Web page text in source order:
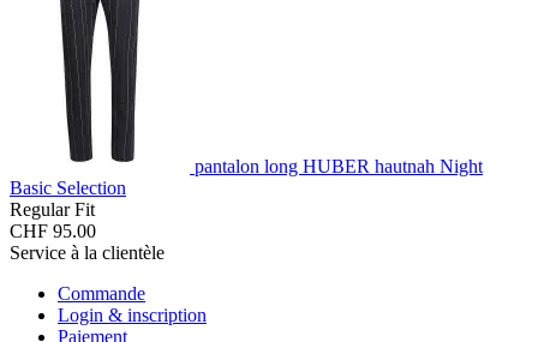
pantalon long HUBER hautnah Night
Basic Selection
Regular Fit
CHF 95.00
Service à la clientèle
Commande
Login & inscription
Paiement